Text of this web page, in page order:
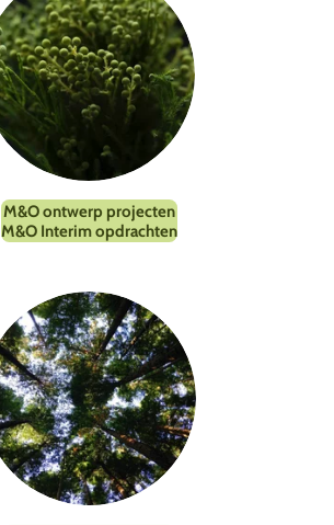
M&O ontwerp projecten
M&O Interim opdrachten